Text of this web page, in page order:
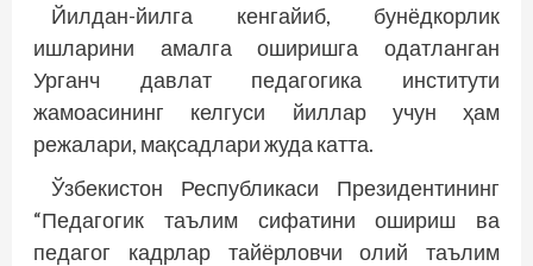
Йилдан-йилга кенгайиб, бунёдкорлик
ишларини амалга оширишга одатланган
Урганч давлат педагогика институти
жамоасининг келгуси йиллар учун ҳам
режалари, мақсадлари жуда катта.
Ўзбекистон Республикаси Президентининг
“Педагогик таълим сифатини ошириш ва
педагог кадрлар тайёрловчи олий таълим